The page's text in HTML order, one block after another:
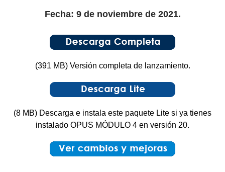
Fecha: 9 de noviembre de 2021.
(391 MB) Versión completa de lanzamiento.
(8 MB) Descarga e instala este paquete Lite si ya tienes
instalado OPUS MÓDULO 4 en versión 20.